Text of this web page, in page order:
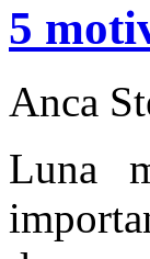
5
Anca
Luna